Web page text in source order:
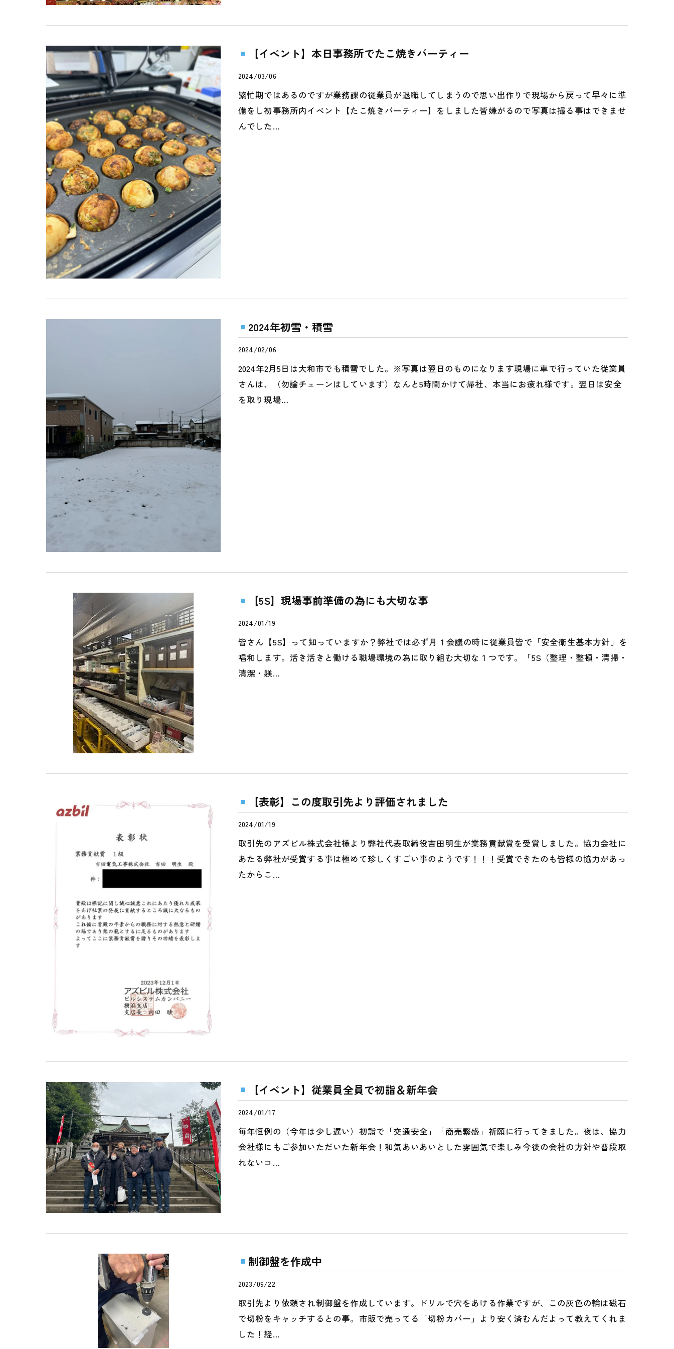
【イベント】本日事務所でたこ焼きパーティー
2024/03/06
繁忙期ではあるのですが業務課の従業員が退職してしまうので思い出作りで現場から戻って早々に準
備をし初事務所内イベント【たこ焼きパーティー】をしました皆嫌がるので写真は撮る事はできませ
んでした…
2024年初雪・積雪
2024/02/06
2024年2月5日は大和市でも積雪でした。※写真は翌日のものになります現場に車で行っていた従業員
さんは、（勿論チェーンはしています）なんと5時間かけて帰社、本当にお疲れ様です。翌日は安全
を取り現場…
【5S】現場事前準備の為にも大切な事
2024/01/19
皆さん【5S】って知っていますか？弊社では必ず月１会議の時に従業員皆で「安全衛生基本方針」を
唱和します。活き活きと働ける職場環境の為に取り組む大切な１つです。「5S（整理・整頓・清掃・
清潔・躾…
【表彰】この度取引先より評価されました
2024/01/19
取引先のアズビル株式会社様より弊社代表取締役吉田明生が業務貢献賞を受賞しました。協力会社に
あたる弊社が受賞する事は極めて珍しくすごい事のようです！！！受賞できたのも皆様の協力があっ
たからこ…
【イベント】従業員全員で初詣＆新年会
2024/01/17
毎年恒例の（今年は少し遅い）初詣で「交通安全」「商売繁盛」祈願に行ってきました。夜は、協力
会社様にもご参加いただいた新年会！和気あいあいとした雰囲気で楽しみ今後の会社の方針や普段取
れないコ…
制御盤を作成中
2023/09/22
取引先より依頼され制御盤を作成しています。ドリルで穴をあける作業ですが、この灰色の輪は磁石
で切粉をキャッチするとの事。市販で売ってる「切粉カバー」より安く済むんだよって教えてくれま
した！経…